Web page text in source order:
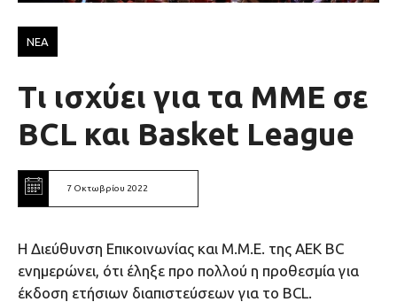
ΝΕΑ
Τι ισχύει για τα ΜΜΕ σε
ΒCL και Βasket League
7 Οκτωβρίου 2022
H Διεύθυνση Επικοινωνίας και Μ.Μ.Ε. της ΑΕΚ ΒC
ενημερώνει, ότι έληξε προ πολλού η προθεσμία για
έκδοση ετήσιων διαπιστεύσεων για το BCL.